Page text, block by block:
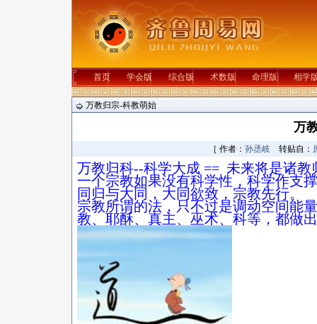
首页 学会版 综合版 术数版 命理版 相学
万教归宗-科教萌始
万
［ 作者： 孙丞岐 转贴自：
万教归科--科学大成 == 未来将是诸教
一个宗教如果没有科学性，科学作支
同归与大同，大同欲致，宗教先行。
宗教所谓的法，只不过是调动空间能
教、耶酥、真主、巫术、科等，都做